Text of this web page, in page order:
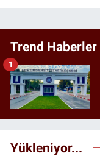
Trend Haberler
1
Yükleniyor...